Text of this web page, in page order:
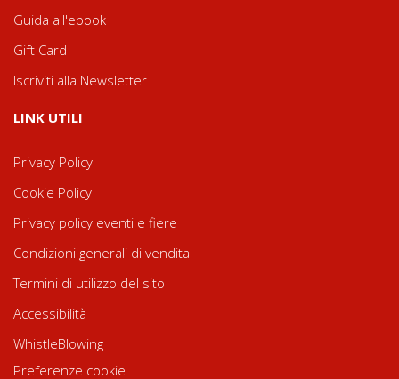
Guida all'ebook
Gift Card
Iscriviti alla Newsletter
LINK UTILI
Privacy Policy
Cookie Policy
Privacy policy eventi e fiere
Condizioni generali di vendita
Termini di utilizzo del sito
Accessibilità
WhistleBlowing
Preferenze cookie